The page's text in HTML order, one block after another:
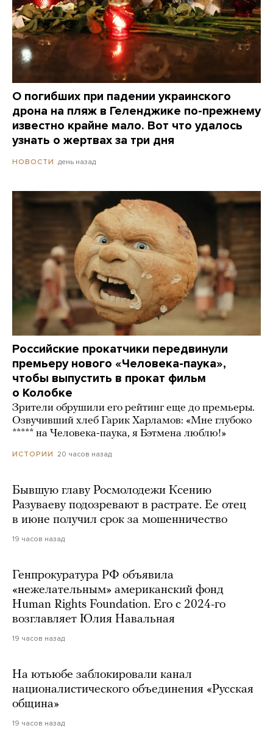
О погибших при падении украинского
дрона на пляж в Геленджике по-прежнему
известно крайне мало. Вот что удалось
узнать о жертвах за три дня
НОВОСТИ день назад
Российские прокатчики передвинули
премьеру нового «Человека-паука»,
чтобы выпустить в прокат фильм
о Колобке
Зрители обрушили его рейтинг еще до премьеры.
Озвучивший хлеб Гарик Харламов: «Мне глубоко
***** на Человека-паука, я Бэтмена люблю!»
ИСТОРИИ 20 часов назад
Бывшую главу Росмолодежи Ксению
Разуваеву подозревают в растрате. Ее отец
в июне получил срок за мошенничество
19 часов назад
Генпрокуратура РФ объявила
«нежелательным» американский фонд
Human Rights Foundation. Его с 2024-го
возглавляет Юлия Навальная
19 часов назад
На ютьюбе заблокировали канал
националистического объединения «Русская
община»
19 часов назад